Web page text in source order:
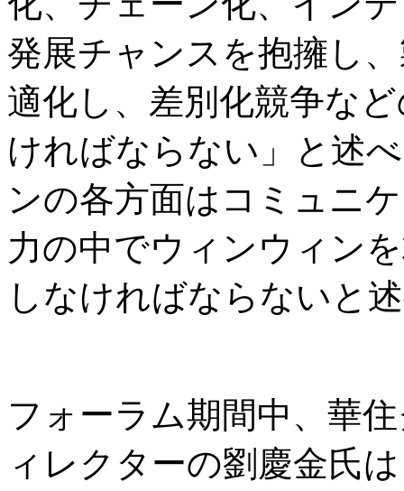
発展チャンスを抱擁し
適化し、差別化競争な
ければならない」と述
ンの各方面はコミュニ
力の中でウィンウィン
しなければならないと
フォーラム期間中、華
ィレクターの劉慶金氏